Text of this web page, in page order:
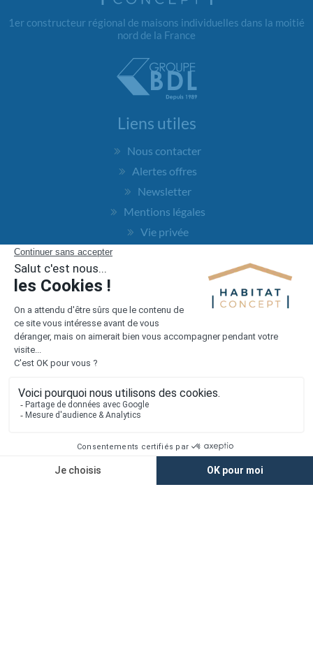
1er constructeur régional de maisons individuelles dans la moitié
nord de la France
Liens utiles
Nous contacter
Alertes offres
Newsletter
Mentions légales
Vie privée
Nos agences
Nos maisons
Financement
Devis construction maison